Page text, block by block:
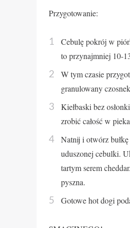
Przygotowanie:
Cebulę pokrój w
to przynajmniej 10-
W tym czasie
granulowany
Kiełbaski bez
zrobić całość w
Natnij i otwórz
uduszonej cebulki.
tartym serem
pyszna.
Gotowe hot dogi